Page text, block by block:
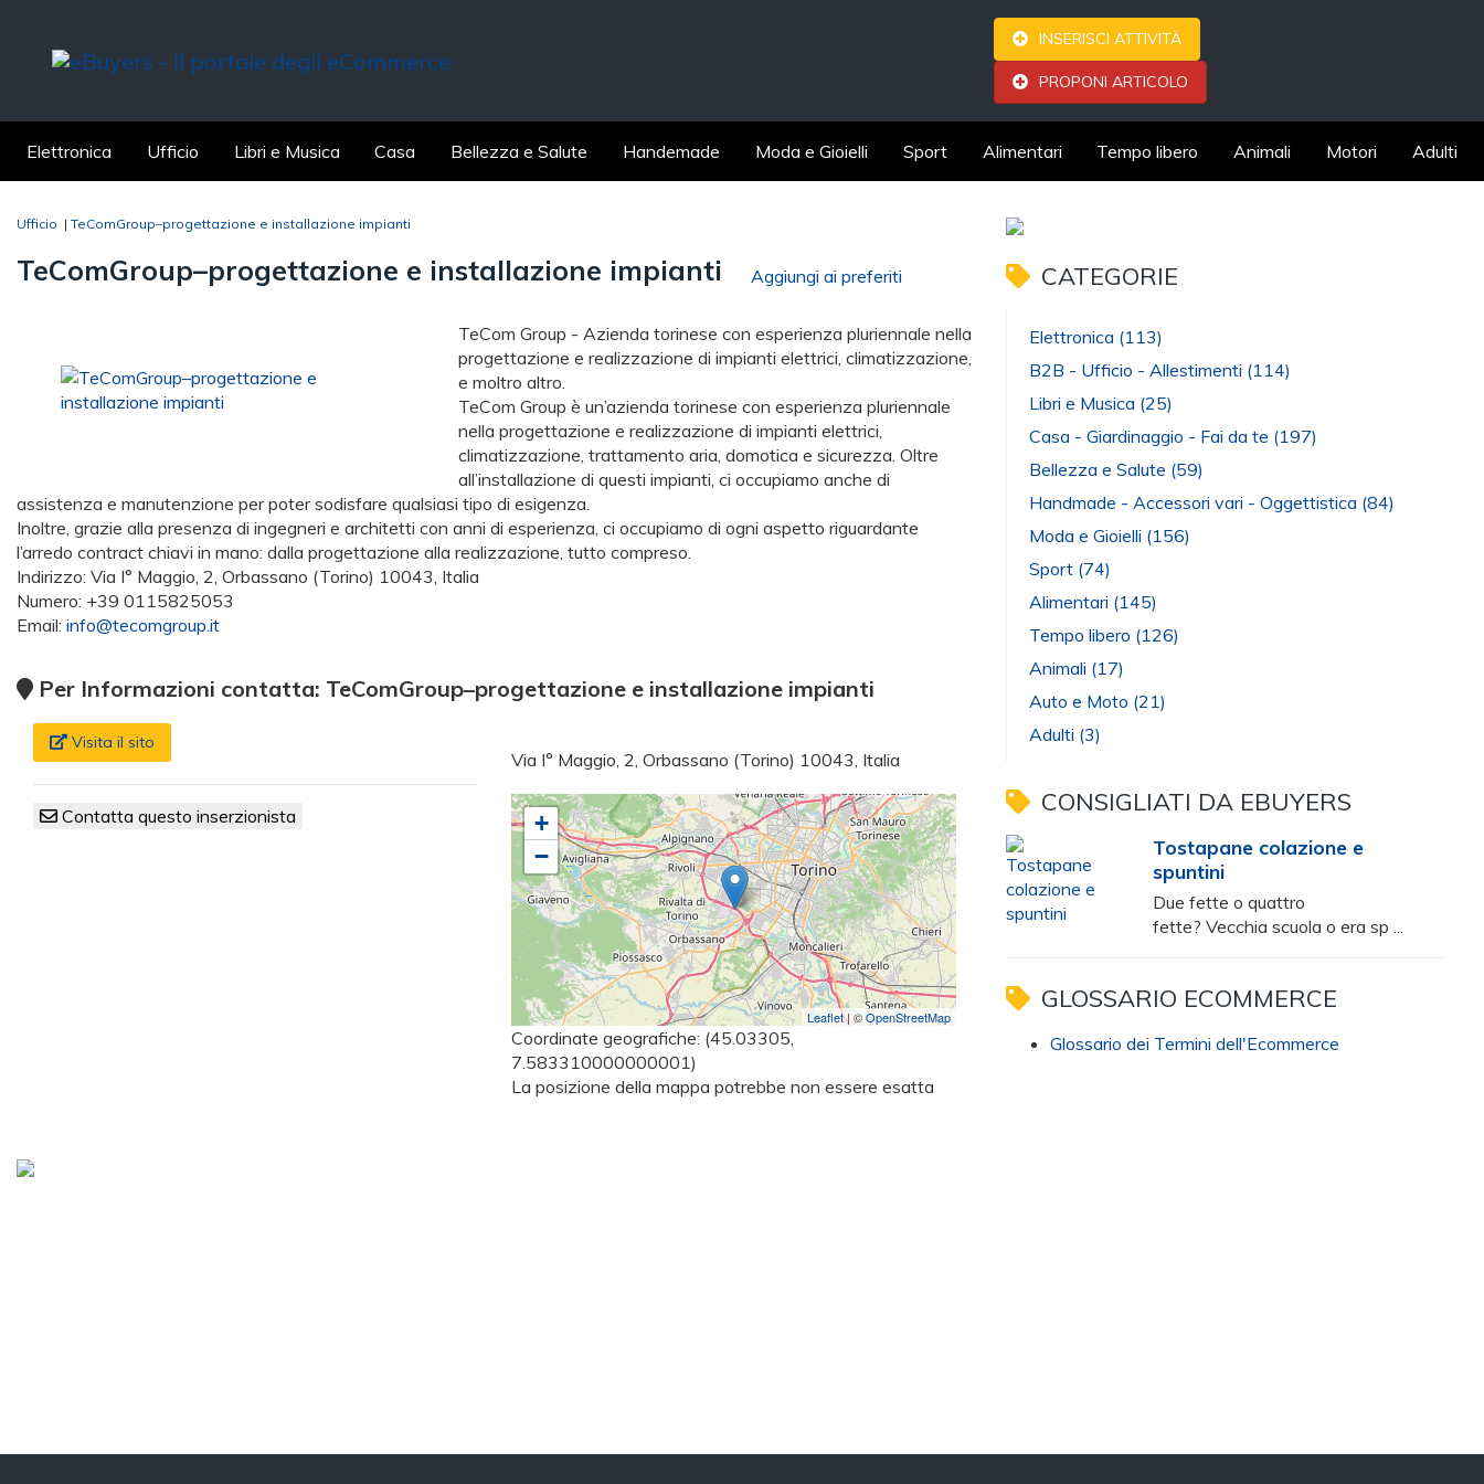
INSERISCI ATTIVITÀ
PROPONI ARTICOLO
Elettronica Ufficio Libri e Musica Casa Bellezza e Salute Handemade Moda e Gioielli Sport Alimentari Tempo libero Animali Motori Adulti
Ufficio | TeComGroup–progettazione e installazione impianti
TeComGroup–progettazione e installazione impianti Aggiungi ai preferiti
TeCom Group - Azienda torinese con esperienza pluriennale nella
progettazione e realizzazione di impianti elettrici, climatizzazione,
e moltro altro.
TeCom Group è un’azienda torinese con esperienza pluriennale
nella progettazione e realizzazione di impianti elettrici,
climatizzazione, trattamento aria, domotica e sicurezza. Oltre
all’installazione di questi impianti, ci occupiamo anche di
assistenza e manutenzione per poter sodisfare qualsiasi tipo di esigenza.
Inoltre, grazie alla presenza di ingegneri e architetti con anni di esperienza, ci occupiamo di ogni aspetto riguardante
l’arredo contract chiavi in mano: dalla progettazione alla realizzazione, tutto compreso.
Indirizzo: Via I° Maggio, 2, Orbassano (Torino) 10043, Italia
Numero: +39 0115825053
Email: info@tecomgroup.it
Per Informazioni contatta: TeComGroup–progettazione e installazione impianti
Visita il sito
Contatta questo inserzionista
Via I° Maggio, 2, Orbassano (Torino) 10043, Italia
+
−
Leaflet| ©OpenStreetMap
Coordinate geografiche: (45.03305,
7.583310000000001)
La posizione della mappa potrebbe non essere esatta
CATEGORIE
Elettronica (113)
B2B - Ufficio - Allestimenti (114)
Libri e Musica (25)
Casa - Giardinaggio - Fai da te (197)
Bellezza e Salute (59)
Handmade - Accessori vari - Oggettistica (84)
Moda e Gioielli (156)
Sport (74)
Alimentari (145)
Tempo libero (126)
Animali (17)
Auto e Moto (21)
Adulti (3)
CONSIGLIATI DA EBUYERS
Tostapane colazione e
spuntini
Due fette o quattro
fette? Vecchia scuola o era sp ...
GLOSSARIO ECOMMERCE
Glossario dei Termini dell'Ecommerce